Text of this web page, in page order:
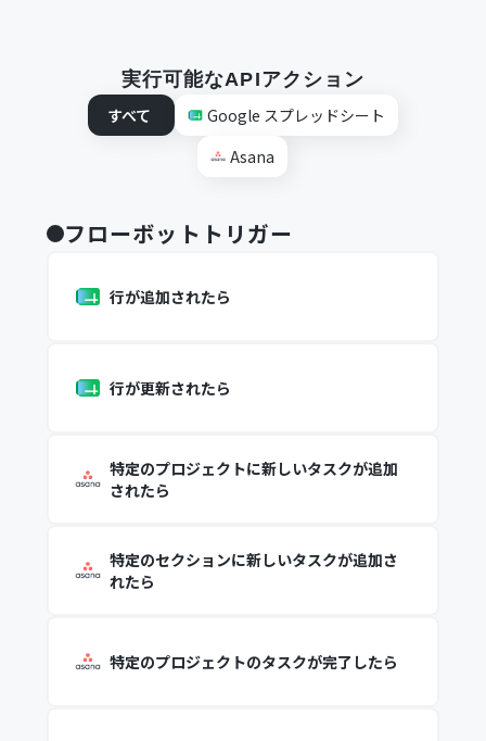
実行可能なAPIアクション
すべて
Google スプレッドシート
Asana
フローボットトリガー
行が追加されたら
行が更新されたら
特定のプロジェクトに新しいタスクが追加
されたら
特定のセクションに新しいタスクが追加さ
れたら
特定のプロジェクトのタスクが完了したら